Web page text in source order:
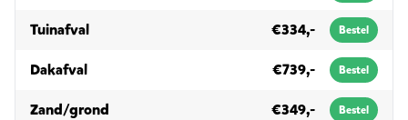
Tuinafvalin 3m³ €334,- Bestel
Dakafvalin 3m³ €739,- Bestel
Zand/grond €349,- Bestel